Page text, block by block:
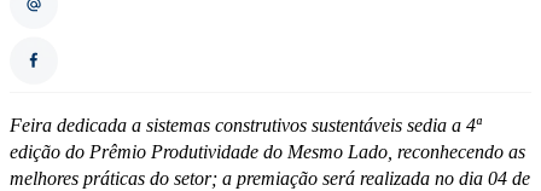
Feira dedicada a sistemas construtivos sustentáveis sedia a 4ª
edição do Prêmio Produtividade do Mesmo Lado, reconhecendo as
melhores práticas do setor; a premiação será realizada no dia 04 de